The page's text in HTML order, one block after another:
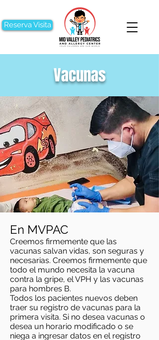
Reserva Visita
Vacunas
En MVPAC
Creemos firmemente que las
vacunas salvan vidas, son seguras y
necesarias. Creemos firmemente que
todo el mundo necesita la vacuna
contra la gripe, el VPH y las vacunas
para hombres B.
Todos los pacientes nuevos deben
traer su registro de vacunas para la
primera visita. Si no desea vacunas o
desea un horario modificado o se
niega a ingresar datos en el registro